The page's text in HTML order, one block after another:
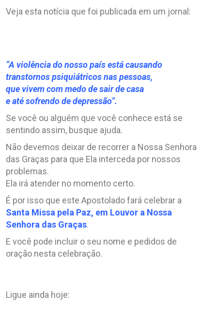
Veja esta notícia que foi publicada em um jornal:
“A violência do nosso país está causando
transtornos psiquiátricos nas pessoas,
que vivem com medo de sair de casa
e até sofrendo de depressão”.
Se você ou alguém que você conhece está se
sentindo assim, busque ajuda.
Não devemos deixar de recorrer a Nossa Senhora
das Graças para que Ela interceda por nossos
problemas.
Ela irá atender no momento certo.
É por isso que este Apostolado fará celebrar a
Santa Missa pela Paz, em Louvor a Nossa
Senhora das Graças.
E você pode incluir o seu nome e pedidos de
oração nesta celebração.
Ligue ainda hoje: